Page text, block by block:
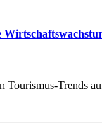
Tourismus-Trends